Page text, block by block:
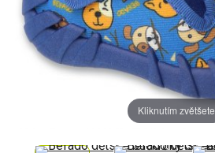
Kliknutím zvětšete